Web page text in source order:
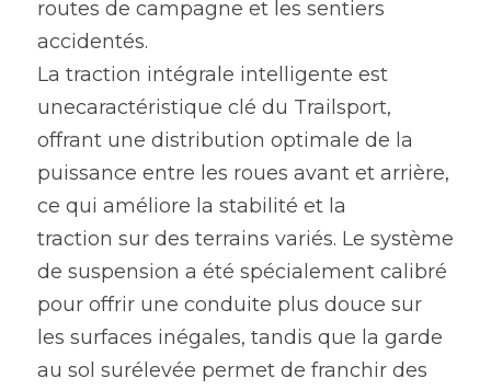
routes de campagne et les sentiers
accidentés.
La traction intégrale intelligente est
unecaractéristique clé du Trailsport,
offrant une distribution optimale de la
puissance entre les roues avant et arrière,
ce qui améliore la stabilité et la
traction sur des terrains variés. Le système
de suspension a été spécialement calibré
pour offrir une conduite plus douce sur
les surfaces inégales, tandis que la garde
au sol surélevée permet de franchir des